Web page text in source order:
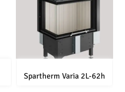
Spartherm Varia 2L-62h